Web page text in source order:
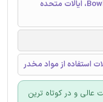
گروه روانشناسی، دانشگاه دولتی بBowling Green، ایالات متحده
استفاده از مواد مخدر
عالی و در کوتاه ترین